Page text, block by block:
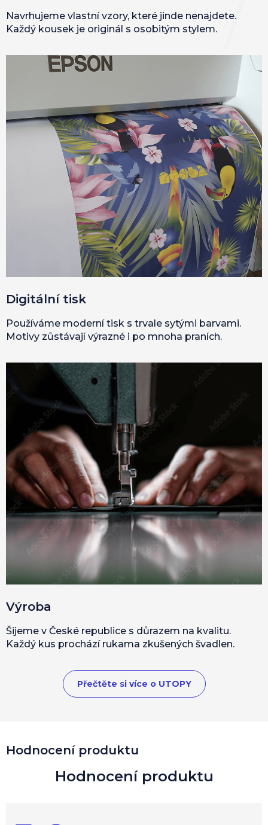
Hodnocení produktu
V
Navrhujeme vlastní vzory, které jinde nenajdete.
Každý kousek je originál s osobitým stylem.
Digitální tisk
Používáme moderní tisk s trvale sytými barvami.
Motivy zůstávají výrazné i po mnoha praních.
Výroba
Šijeme v České republice s důrazem na kvalitu.
Každý kus prochází rukama zkušených švadlen.
Přečtěte si více o UTOPY